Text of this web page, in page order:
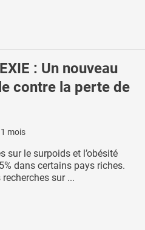
: Un nouveau
contre la perte de
mois
sur le surpoids et l’obésité
dans certains pays riches.
sur ...